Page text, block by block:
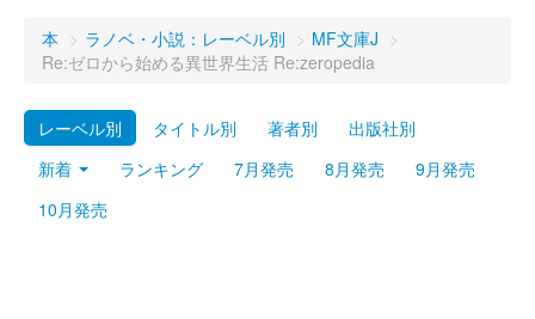
購入管理
Myシェルフ
プレミアム
本 > ラノベ・小説：レーベル別 > MF文庫J >
Re:ゼロから始める異世界生活 Re:zeropedia
レーベル別 タイトル別 著者別
出版社別
新着
ランキング 7月発売 8月発売
9月発売
10月発売